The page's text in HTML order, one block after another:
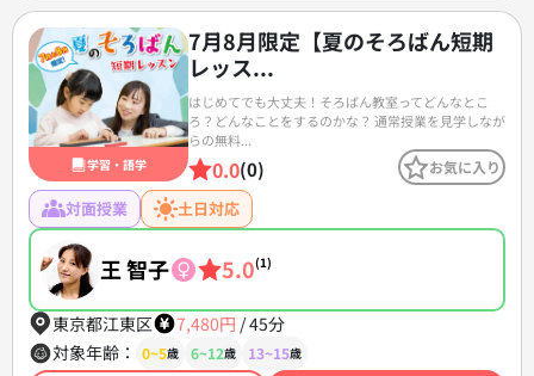
学習・語学
7月8月限定【夏のそろばん短期
レッス...
はじめてでも大丈夫！そろばん教室ってどんなとこ
ろ？どんなことをするのかな？ 通常授業を見学しなが
らの無料...
0.0(0) お気に入り
対面授業 土日対応
王 智子 5.0(1)
東京都江東区 7,480円 /45分
対象年齢：
0~5歳 6~12歳 13~15歳